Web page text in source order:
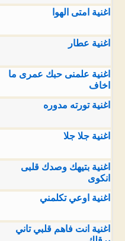
اغنية امتى الهوا
اغنية عطار
اغنية علمنى حبك عمرى ما
اخاف
اغنية تورته مدوره
اغنية جلا جلا
اغنية بتيهك وصدك قلبى
انكوى
اغنية اوعي تكلمني
اغنية انت فاهم قلبي تاني